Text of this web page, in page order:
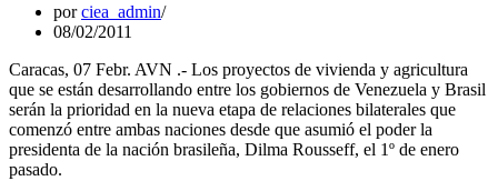
porciea_admin
08/02/2011
Caracas, 07 Febr. AVN .- Los proyectos de vivienda y agricultura
que se están desarrollando entre los gobiernos de Venezuela y Brasil
serán la prioridad en la nueva etapa de relaciones bilaterales que
comenzó entre ambas naciones desde que asumió el poder la
presidenta de la nación brasileña, Dilma Rousseff, el 1º de enero
pasado.